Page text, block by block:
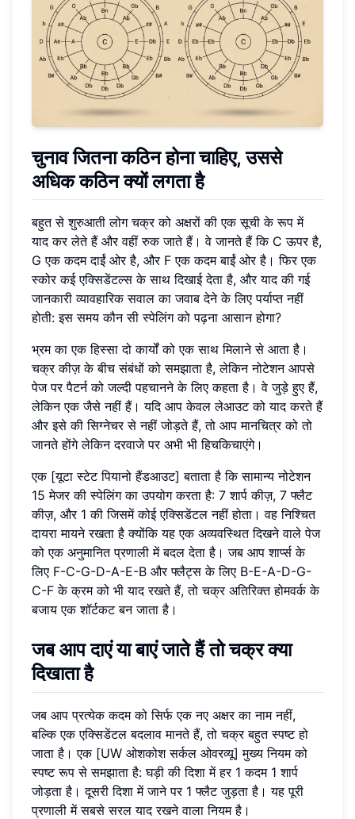
चुनाव जितना कठिन होना चाहिए, उससे
अधिक कठिन क्यों लगता है
बहुत से शुरुआती लोग चक्र को अक्षरों की एक सूची के रूप में
याद कर लेते हैं और वहीं रुक जाते हैं। वे जानते हैं कि C ऊपर है,
G एक कदम दाईं ओर है, और F एक कदम बाईं ओर है। फिर एक
स्कोर कई एक्सिडेंटल्स के साथ दिखाई देता है, और याद की गई
जानकारी व्यावहारिक सवाल का जवाब देने के लिए पर्याप्त नहीं
होती: इस समय कौन सी स्पेलिंग को पढ़ना आसान होगा?
भ्रम का एक हिस्सा दो कार्यों को एक साथ मिलाने से आता है।
चक्र कीज़ के बीच संबंधों को समझाता है, लेकिन नोटेशन आपसे
पेज पर पैटर्न को जल्दी पहचानने के लिए कहता है। वे जुड़े हुए हैं,
लेकिन एक जैसे नहीं हैं। यदि आप केवल लेआउट को याद करते हैं
और इसे की सिग्नेचर से नहीं जोड़ते हैं, तो आप मानचित्र को तो
जानते होंगे लेकिन दरवाजे पर अभी भी हिचकिचाएंगे।
एक [यूटा स्टेट पियानो हैंडआउट] बताता है कि सामान्य नोटेशन
15 मेजर की स्पेलिंग का उपयोग करता है: 7 शार्प कीज़, 7 फ्लैट
कीज़, और 1 की जिसमें कोई एक्सिडेंटल नहीं होता। वह निश्चित
दायरा मायने रखता है क्योंकि यह एक अव्यवस्थित दिखने वाले पेज
को एक अनुमानित प्रणाली में बदल देता है। जब आप शार्प्स के
लिए F-C-G-D-A-E-B और फ्लैट्स के लिए B-E-A-D-G-
C-F के क्रम को भी याद रखते हैं, तो चक्र अतिरिक्त होमवर्क के
बजाय एक शॉर्टकट बन जाता है।
जब आप दाएं या बाएं जाते हैं तो चक्र क्या
दिखाता है
जब आप प्रत्येक कदम को सिर्फ एक नए अक्षर का नाम नहीं,
बल्कि एक एक्सिडेंटल बदलाव मानते हैं, तो चक्र बहुत स्पष्ट हो
जाता है। एक [UW ओशकोश सर्कल ओवरव्यू] मुख्य नियम को
स्पष्ट रूप से समझाता है: घड़ी की दिशा में हर 1 कदम 1 शार्प
जोड़ता है। दूसरी दिशा में जाने पर 1 फ्लैट जुड़ता है। यह पूरी
प्रणाली में सबसे सरल याद रखने वाला नियम है।